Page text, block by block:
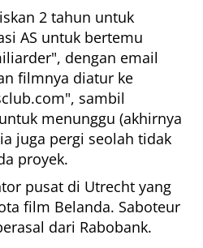
2 tahun untuk
AS untuk bertemu
, dengan email
filmnya diatur ke
, sambil
menunggu (akhirnya
juga pergi seolah tidak
proyek.
pusat di Utrecht yang
film Belanda. Saboteur
dari Rabobank.